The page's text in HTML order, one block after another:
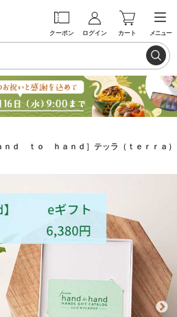
クーポン ログイン カート メニュー
ｎｄ ｔｏ ｈａｎｄ］テッラ（ｔｅｒｒａ）